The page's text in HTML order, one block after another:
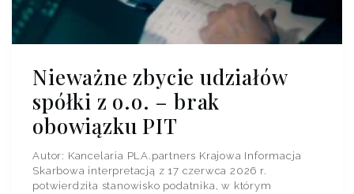
Nieważne zbycie udziałów
spółki z o.o. – brak
obowiązku PIT
Autor: Kancelaria PLA.partners Krajowa Informacja
Skarbowa interpretacją z 17 czerwca 2026 r.
potwierdziła stanowisko podatnika, w którym